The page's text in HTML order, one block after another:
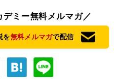
ミー無料メルマガ／
を無料メルマガで配信